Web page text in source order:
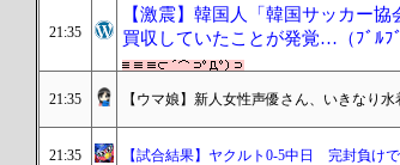
21:35
【激震】韓国人「韓国サッカー
買収していたことが発覚…（ﾌﾞﾙﾌ
21:35 【ウマ娘】新人女性声優さん、いきなり
21:35 【試合結果】ヤクルト0-5中日 完封負け